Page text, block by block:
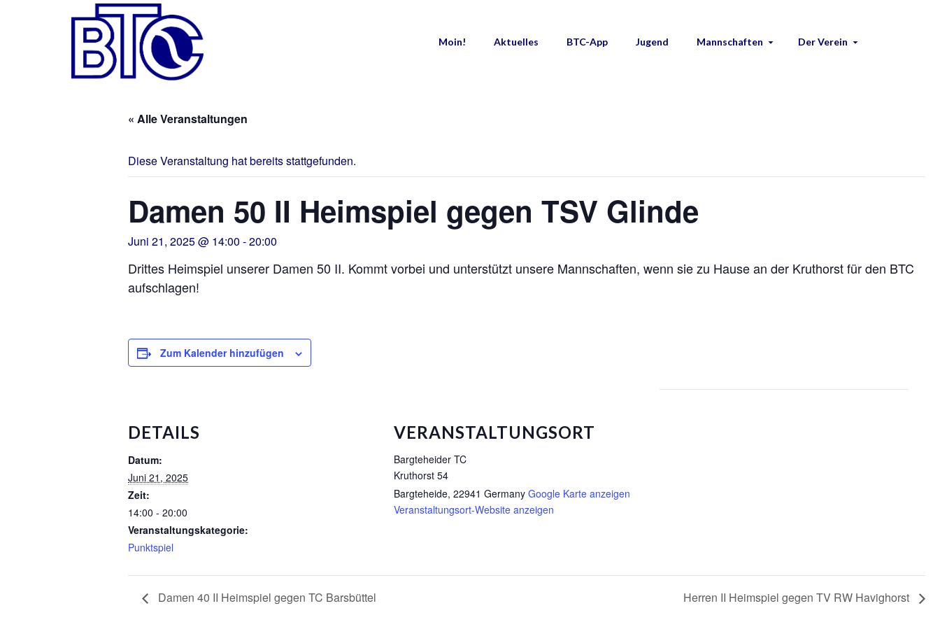
Moin! Aktuelles BTC-App Jugend Mannschaften Der Verein
« Alle Veranstaltungen
Diese Veranstaltung hat bereits stattgefunden.
Damen 50 II Heimspiel gegen TSV Glinde
Juni 21, 2025 @ 14:00 -20:00
Drittes Heimspiel unserer Damen 50 II. Kommt vorbei und unterstützt unsere Mannschaften, wenn sie zu Hause an der Kruthorst für den BTC
aufschlagen!
Zum Kalender hinzufügen
DETAILS
Datum:
Juni 21, 2025
Zeit:
14:00 - 20:00
Veranstaltungskategorie:
Punktspiel
VERANSTALTUNGSORT
Bargteheider TC
Kruthorst 54
Bargteheide, 22941 Germany Google Karte anzeigen
Veranstaltungsort-Website anzeigen
Damen 40 II Heimspiel gegen TC Barsbüttel Herren II Heimspiel gegen TV RW Havighorst